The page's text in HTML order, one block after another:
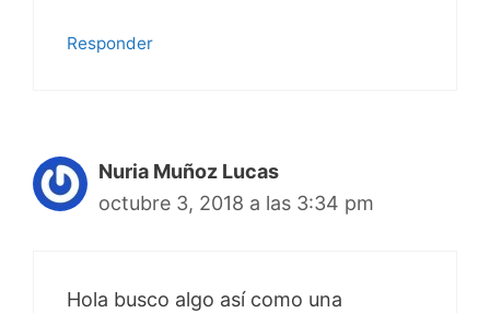
Responder
Nuria Muñoz Lucas
octubre 3, 2018 a las 3:34 pm
Hola busco algo así como una